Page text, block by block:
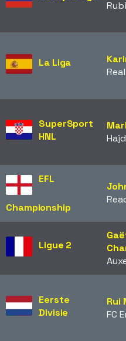
La Liga
SuperSport
HNL
EFL
Championship
Ligue 2
Eerste
Divisie
Rui
FC